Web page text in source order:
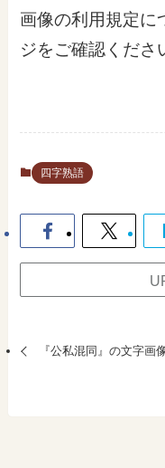
画像の利用規定に
ジをご確認くださ
四字熟語
『公私混同』の文字画